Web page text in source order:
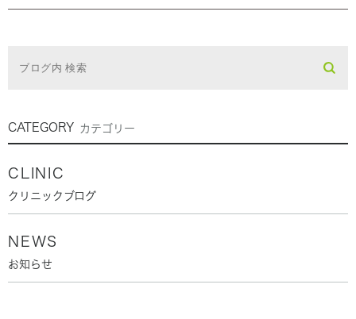
CATEGORY カテゴリー
CLINIC
クリニックブログ
NEWS
お知らせ